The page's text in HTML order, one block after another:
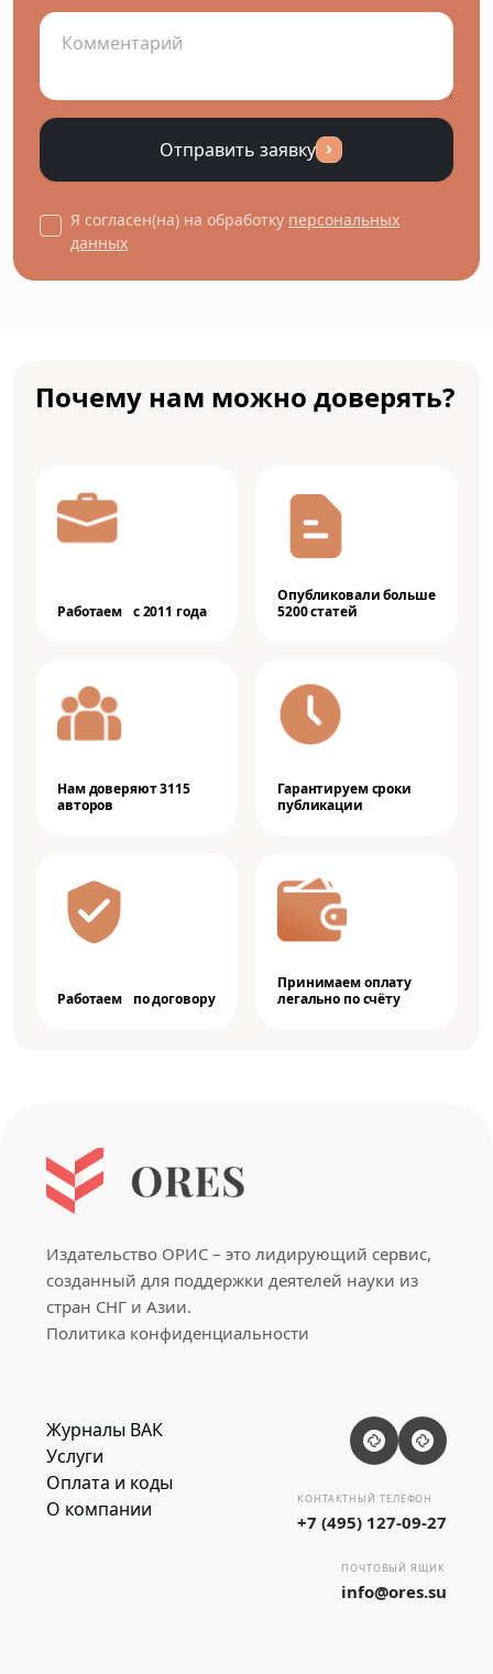
Отправить заявку
Я согласен(на) на обработку персональных
данных
Почему нам можно доверять?
Работаем с 2011 года
Опубликовали больше
5200 статей
Нам доверяют 3115
авторов
Гарантируем сроки
публикации
Работаем по договору
Принимаем оплату
легально по счёту
Издательство ОРИС – это лидирующий сервис,
созданный для поддержки деятелей науки из
стран СНГ и Азии.
Политика конфиденциальности
Журналы ВАК
Услуги
Оплата и коды
О компании
КОНТАКТНЫЙ ТЕЛЕФОН
+7 (495) 127-09-27
ПОЧТОВЫЙ ЯЩИК
info@ores.su